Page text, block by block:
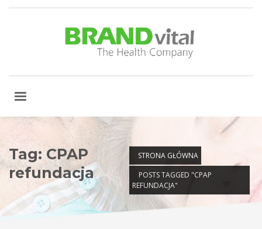
STRONA GŁÓWNA
POSTS TAGGED "CPAP
REFUNDACJA"
Tag: CPAP
refundacja